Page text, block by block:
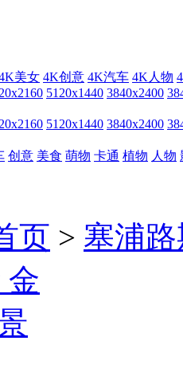
美女 4K创意 4K汽车 4K人物
5120x1440 3840x2400
5120x1440 3840x2400
创意 美食 萌物 卡通 植物 人物
页 > 塞浦